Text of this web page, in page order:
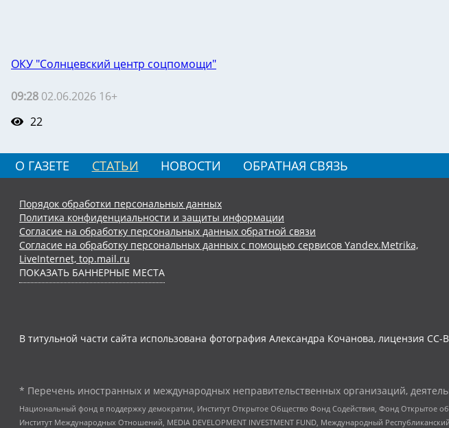
ОКУ "Солнцевский центр соцпомощи"
09:28 02.06.2026 16+
22
О ГАЗЕТЕ СТАТЬИ НОВОСТИ ОБРАТНАЯ СВЯЗЬ
Порядок обработки персональных данных
Политика конфиденциальности и защиты информации
Согласие на обработку персональных данных обратной связи
Согласие на обработку персональных данных с помощью сервисов Yandex.Metrika,
LiveInternet, top.mail.ru
ПОКАЗАТЬ БАННЕРНЫЕ МЕСТА
В титульной части сайта использована фотография Александра Кочанова, лицензия CC-
* Перечень иностранных и международных неправительственных организаций,
Национальный фонд в поддержку демократии, Институт Открытое Общество Фонд Содействия, Фонд
Институт Международных Отношений, MEDIA DEVELOPMENT INVESTMENT FUND, Международный